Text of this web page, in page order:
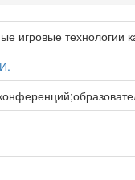
игровые технологии